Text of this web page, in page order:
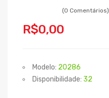
(0 Comentários)
R$0,00
Modelo: 20286
Disponibilidade: 32